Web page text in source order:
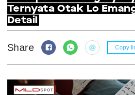
INSPIRING PRODUCTS
INSPIRING PLACES
INSPIRING COMMUNITIES
TRENDING
EVENTS
Ternyata Otak Lo
Detail
Share Copy